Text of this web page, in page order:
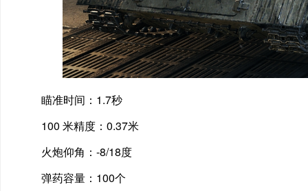
瞄准时间：1.7秒
100 米精度：0.37米
火炮仰角：-8/18度
弹药容量：100个